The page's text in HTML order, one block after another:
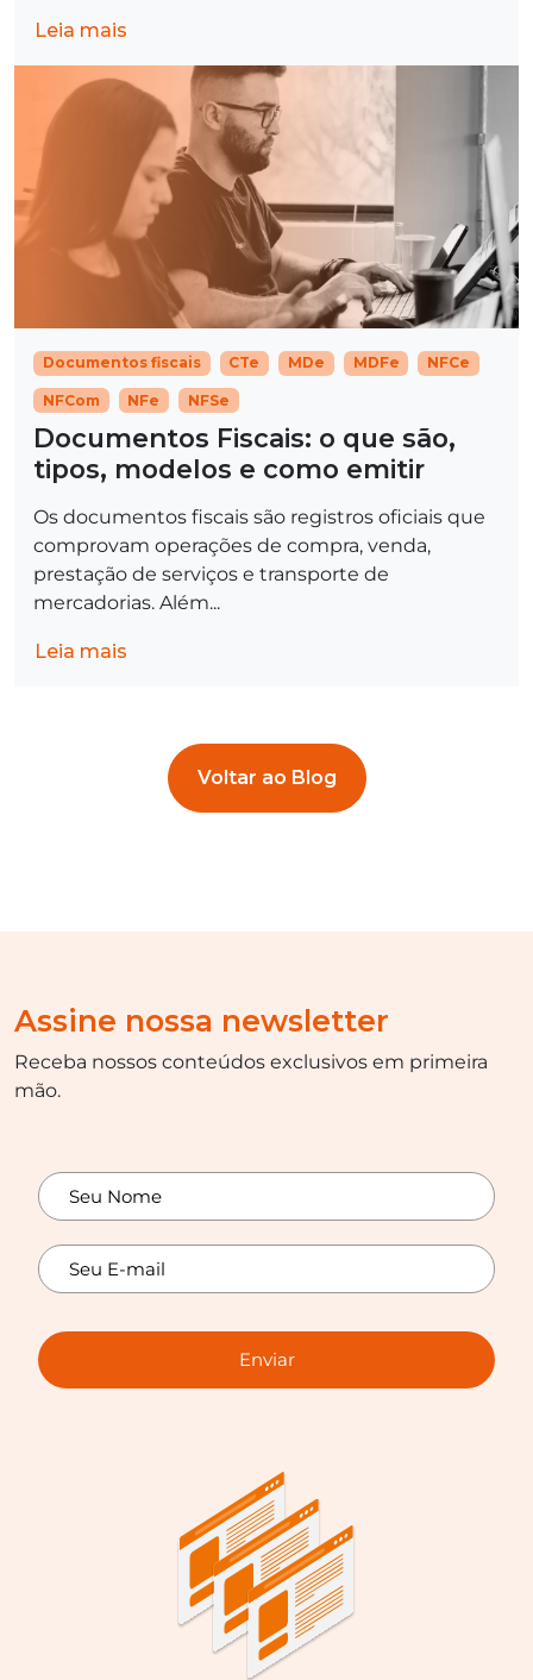
Leia mais
Documentos fiscais CTe MDe MDFe NFCe
NFCom NFe NFSe
Documentos Fiscais: o que são,
tipos, modelos e como emitir
Os documentos fiscais são registros oficiais que
comprovam operações de compra, venda,
prestação de serviços e transporte de
mercadorias. Além...
Leia mais
Voltar ao Blog
Assine nossa newsletter
Receba nossos conteúdos exclusivos em primeira
mão.
Enviar